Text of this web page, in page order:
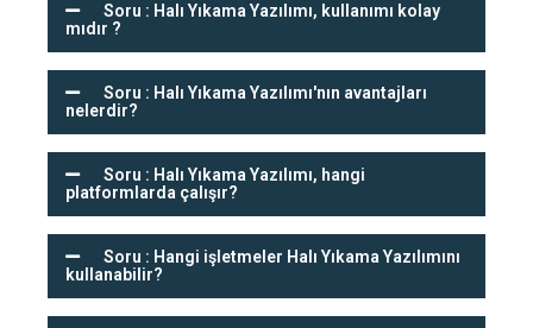
Soru : Halı Yıkama Yazılımı, kullanımı kolay
mıdır ?
Soru : Halı Yıkama Yazılımı'nın avantajları
nelerdir?
Soru : Halı Yıkama Yazılımı, hangi
platformlarda çalışır?
Soru : Hangi işletmeler Halı Yıkama Yazılımını
kullanabilir?